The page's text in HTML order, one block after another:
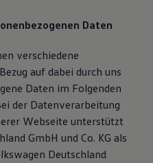
Daten
verschiedene
auf dabei durch uns
Daten im Folgenden
der Datenverarbeitung
Webseite unterstützt
GmbH und Co. KG als
Deutschland